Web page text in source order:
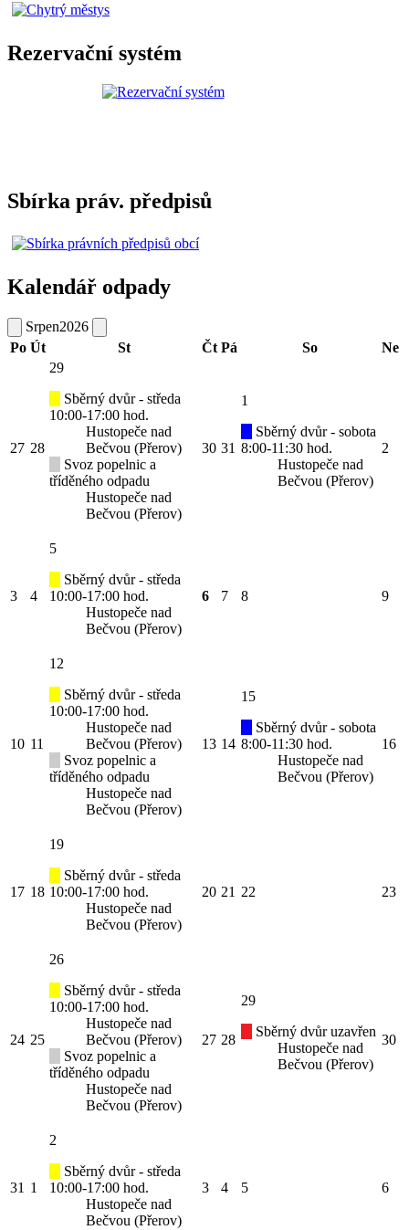
Rezervační systém
Sbírka práv. předpisů
Kalendář odpady
Srpen2026
Po Út St Čt Pá So Ne
27 28
29
Sběrný dvůr - středa
10:00-17:00 hod.
Hustopeče nad
Bečvou (Přerov)
Svoz popelnic a
tříděného odpadu
Hustopeče nad
Bečvou (Přerov)
30 31
1
Sběrný dvůr - sobota
8:00-11:30 hod.
Hustopeče nad
Bečvou (Přerov)
2
3 4
5
Sběrný dvůr - středa
10:00-17:00 hod.
Hustopeče nad
Bečvou (Přerov)
6 7 8 9
10 11
12
Sběrný dvůr - středa
10:00-17:00 hod.
Hustopeče nad
Bečvou (Přerov)
Svoz popelnic a
tříděného odpadu
Hustopeče nad
Bečvou (Přerov)
13 14
15
Sběrný dvůr - sobota
8:00-11:30 hod.
Hustopeče nad
Bečvou (Přerov)
16
17 18
19
Sběrný dvůr - středa
10:00-17:00 hod.
Hustopeče nad
Bečvou (Přerov)
20 21 22 23
24 25
26
Sběrný dvůr - středa
10:00-17:00 hod.
Hustopeče nad
Bečvou (Přerov)
Svoz popelnic a
tříděného odpadu
Hustopeče nad
Bečvou (Přerov)
27 28
29
Sběrný dvůr uzavřen
Hustopeče nad
Bečvou (Přerov)
30
31 1
2
Sběrný dvůr - středa
10:00-17:00 hod.
Hustopeče nad
Bečvou (Přerov)
3 4 5 6